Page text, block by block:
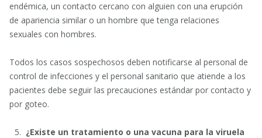
endémica, un contacto cercano con alguien con una erupción
de apariencia similar o un hombre que tenga relaciones
sexuales con hombres.
Todos los casos sospechosos deben notificarse al personal de
control de infecciones y el personal sanitario que atiende a los
pacientes debe seguir las precauciones estándar por contacto y
por goteo.
¿Existe un tratamiento o una vacuna para la viruela